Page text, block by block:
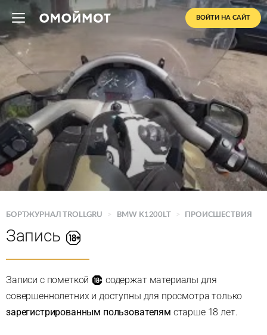
ВОЙТИ НА САЙТ
БОРТЖУРНАЛ TROLLGRU > BMW K1200LT > ПРОИСШЕСТВИЯ
Запись
Записи с пометкой
содержат материалы для
совершеннолетних и доступны для просмотра только
зарегистрированным пользователям старше 18 лет.